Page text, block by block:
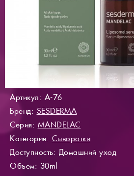
Артикул: A-76
Бренд: SESDERMA
Серия: MANDELAC
Категория: Сыворотки
Доступность: Домашний уход
Объём: 30ml